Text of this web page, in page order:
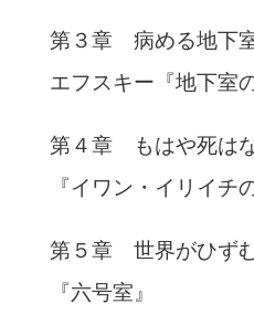
第３章 病める地下
エフスキー『地下室
第４章 もはや死は
『イワン・イリイチ
第５章 世界がひず
『六号室』